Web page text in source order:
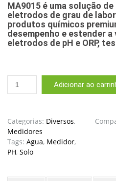
MA9015 é uma solução
eletrodos de grau de
produtos químicos
desempenho e estender a
eletrodos de pH e ORP,
Solução
Medidor
Ph
Milwaukee
Storage
Adicionar ao
Categorias: Diversos,
Medidores
Tags: Agua, Medidor,
PH, Solo